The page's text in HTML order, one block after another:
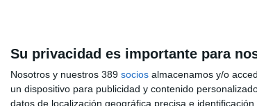
Su privacidad es importante para
Nosotros y nuestros 389 socios almacenamos y/o
un dispositivo para publicidad y contenido
datos de localización geográfica precisa e